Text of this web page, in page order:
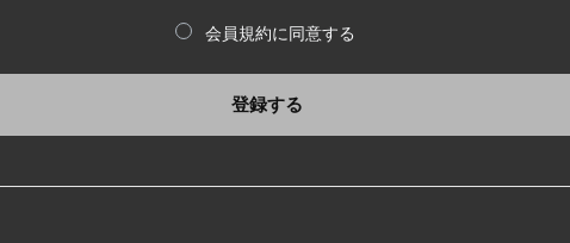
会員規約に同意する
登録する